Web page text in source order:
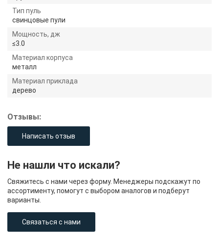
Тип пуль
свинцовые пули
Мощность, дж
≤3.0
Материал корпуса
металл
Материал приклада
дерево
Отзывы:
Написать отзыв
Не нашли что искали?
Свяжитесь с нами через форму. Менеджеры подскажут по
ассортименту, помогут с выбором аналогов и подберут
варианты.
Связаться с нами